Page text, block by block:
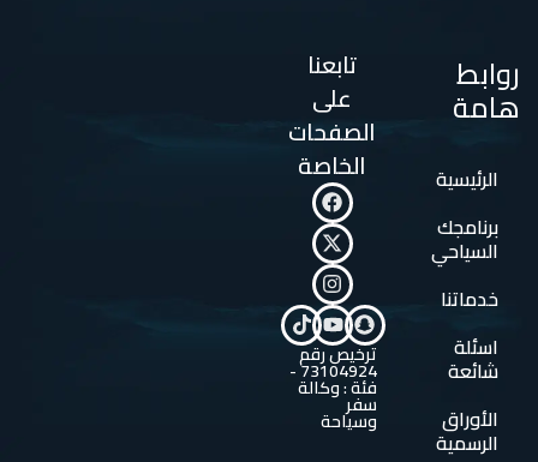
روابط
هامة
الرئيسية
برنامجك
السياحي
خدماتنا
اسئلة
شائعة
الأوراق
الرسمية
تابعنا
على
الصفحات
الخاصة
ترخيص رقم
73104924 -
فئة : وكالة
سفر
وسياحة